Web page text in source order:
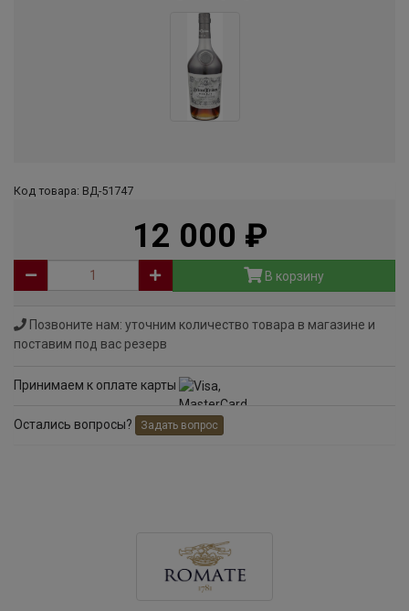
Код товара: ВД-51747
12 000
В корзину
Позвоните нам: уточним количество товара в магазине и
поставим под вас резерв
Принимаем к оплате карты
Остались вопросы? Задать вопрос